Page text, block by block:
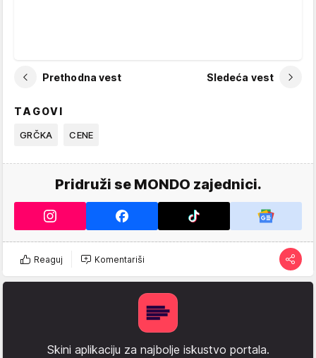
Prethodna vest Sledeća vest
TAGOVI
GRČKA CENE
Pridruži se MONDO zajednici.
Reaguj Komentariši
Skini aplikaciju za najbolje iskustvo portala.